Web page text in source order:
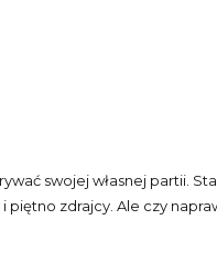
swojej własnej partii.
piętno zdrajcy. Ale czy